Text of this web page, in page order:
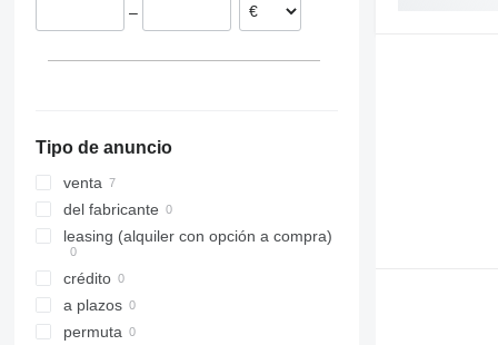
–
Tipo de anuncio
venta
del fabricante
leasing (alquiler con opción a compra)
crédito
a plazos
permuta